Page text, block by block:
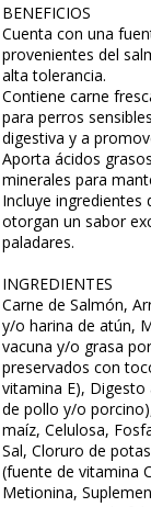
BENEFICIOS
Cuenta con una
provenientes del
alta tolerancia.
Contiene carne
para perros
digestiva y a
Aporta ácidos
minerales para
Incluye ingredientes
otorgan un sabor
paladares.
INGREDIENTES
Carne de Salmón,
y/o harina de atún,
vacuna y/o grasa
preservados con
vitamina E),
de pollo y/o
maíz, Celulosa,
Sal, Cloruro de
(fuente de vitamina
Metionina,